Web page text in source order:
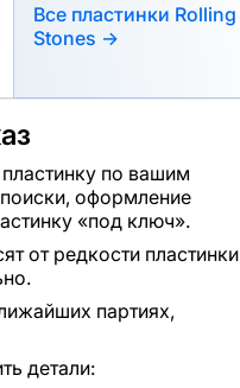
Все пластинки Rolling
Stones →
по вашим
оформление
«под ключ».
от редкости пластинки
партиях,
детали: